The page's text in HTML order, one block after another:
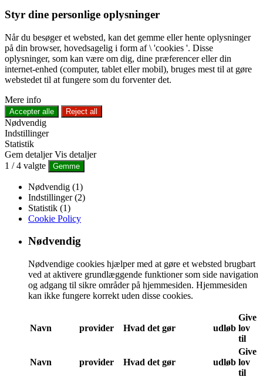
Styr dine personlige oplysninger
Når du besøger et websted, kan det gemme eller hente oplysninger
på din browser, hovedsagelig i form af \ 'cookies '. Disse
oplysninger, som kan være om dig, dine præferencer eller din
internet-enhed (computer, tablet eller mobil), bruges mest til at gøre
webstedet til at fungere som du forventer det.
Mere info
Accepter alle Reject all
Nødvendig
Indstillinger
Statistik
Gem detaljer Vis detaljer
1 /4 valgte Gemme
Nødvendig (1)
Indstillinger (2)
Statistik (1)
Cookie Policy
Nødvendig
Nødvendige cookies hjælper med at gøre et websted brugbart
ved at aktivere grundlæggende funktioner som side navigation
og adgang til sikre områder på hjemmesiden. Hjemmesiden
kan ikke fungere korrekt uden disse cookies.
Navn provider Hvad det gør udløb
Give
lov
til
Navn provider Hvad det gør udløb
Give
lov
til